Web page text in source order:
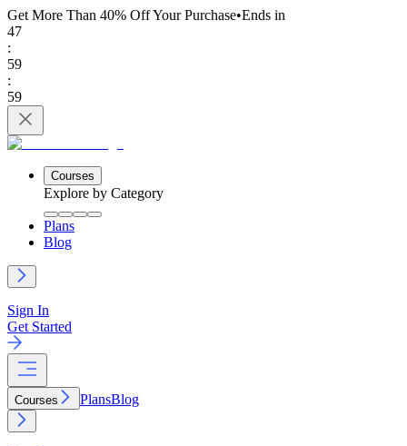
Get More Than 40% OffYour Purchase•Ends in
47
:
59
:
59
Courses
Explore by Category
Plans
Blog
Sign In
Get Started
Courses PlansBlog